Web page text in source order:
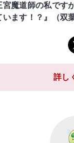
宮魔道師の私です
います！？』（双
詳し